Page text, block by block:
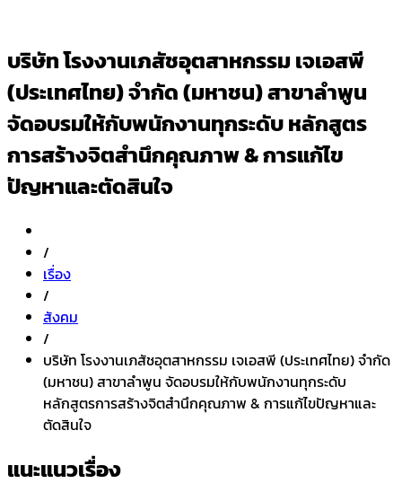
บริษัท โรงงานเภสัชอุตสาหกรรม เจเอสพี
(ประเทศไทย) จำกัด (มหาชน) สาขาลำพูน
จัดอบรมให้กับพนักงานทุกระดับ หลักสูตร
การสร้างจิตสำนึกคุณภาพ & การแก้ไข
ปัญหาและตัดสินใจ
/
เรื่อง
/
สังคม
/
บริษัท โรงงานเภสัชอุตสาหกรรม เจเอสพี (ประเทศไทย) จำกัด
(มหาชน) สาขาลำพูน จัดอบรมให้กับพนักงานทุกระดับ
หลักสูตรการสร้างจิตสำนึกคุณภาพ & การแก้ไขปัญหาและ
ตัดสินใจ
แนะแนวเรื่อง